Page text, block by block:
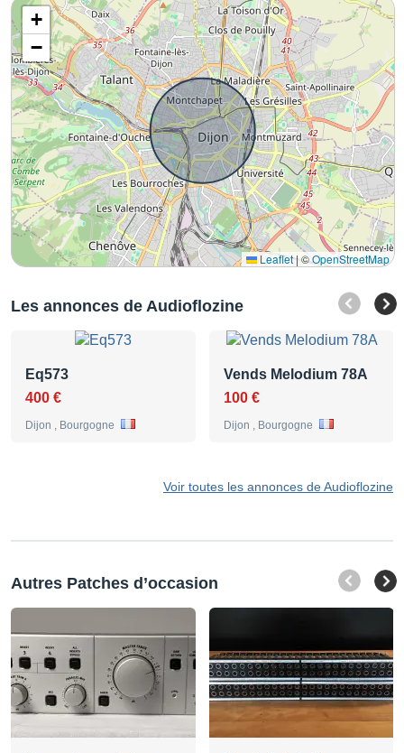
+
−
Leaflet|©OpenStreetMap
Les annonces de Audioflozine
Eq573
400 €
Dijon , Bourgogne
Vends Melodium 78A
100 €
Dijon , Bourgogne
Voir toutes les annonces de Audioflozine
Autres Patches d’occasion